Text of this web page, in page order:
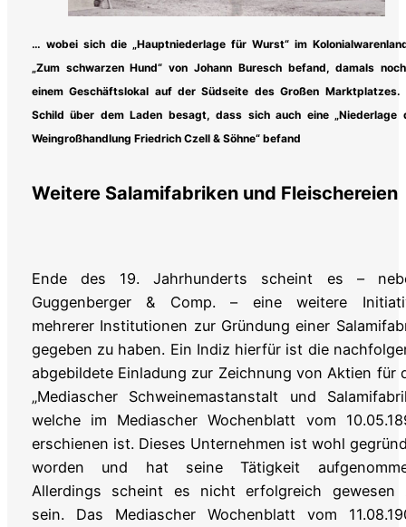
… wobei sich die „Hauptniederlage für Wurst“ im
„Zum schwarzen Hund“ von Johann Buresch befand, damals
einem Geschäftslokal auf der Südseite des Großen Marktplatzes.
Schild über dem Laden besagt, dass sich auch eine „Niederlage
Weingroßhandlung Friedrich Czell & Söhne“ befand
Weitere Salamifabriken und Fleischereien
Ende des 19. Jahrhunderts scheint es –
Guggenberger & Comp. – eine weitere
mehrerer Institutionen zur Gründung einer
gegeben zu haben. Ein Indiz hierfür ist die
abgebildete Einladung zur Zeichnung von Aktien für
„Mediascher Schweinemastanstalt und
welche im Mediascher Wochenblatt vom
erschienen ist. Dieses Unternehmen ist wohl
worden und hat seine Tätigkeit
Allerdings scheint es nicht erfolgreich gewesen
sein. Das Mediascher Wochenblatt vom